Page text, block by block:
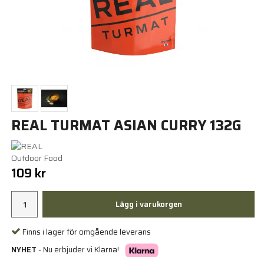
REAL TURMAT ASIAN CURRY 132G
109 kr
Lägg i varukorgen
Finns i lager för omgående leverans
NYHET - Nu erbjuder vi Klarna!